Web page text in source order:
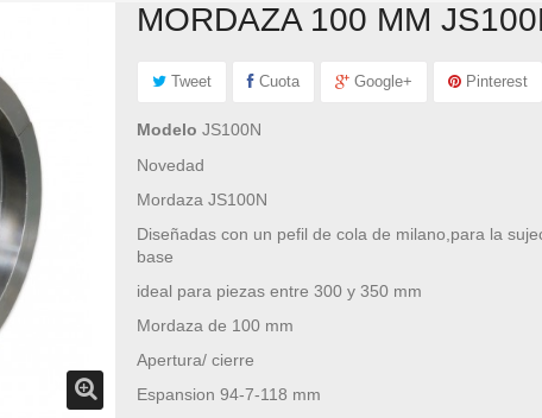
MORDAZA 100 MM
Tweet Cuota Google+ Pinterest
Modelo JS100N
Novedad
Mordaza JS100N
Diseñadas con un pefil de cola de milano,para la
base
ideal para piezas entre 300 y 350 mm
Mordaza de 100 mm
Apertura/ cierre
Espansion 94-7-118 mm